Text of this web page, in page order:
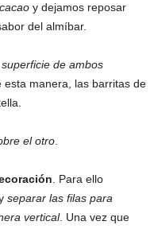
y dejamos reposar
del almíbar.
de ambos
esta manera, las barritas de
el otro
. Para ello
separar las filas para
vertical. Una vez que